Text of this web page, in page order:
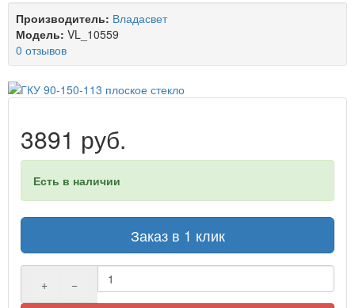
Производитель: Владасвет
Модель: VL_10559
0 отзывов
3891 руб.
Есть в наличии
Заказ в 1 клик
+ −